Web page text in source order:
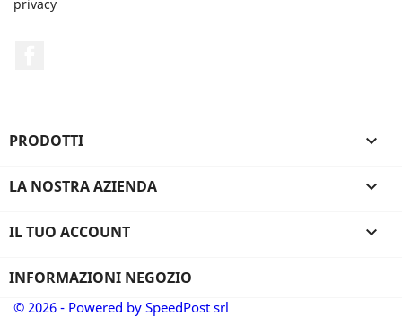
privacy
PRODOTTI 
LA NOSTRA AZIENDA 
IL TUO ACCOUNT 
INFORMAZIONI NEGOZIO
© 2026 - Powered by SpeedPost srl